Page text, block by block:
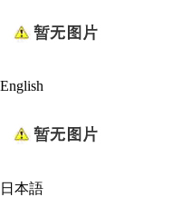
English
日本語